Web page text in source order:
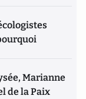
Marianne
de la Paix